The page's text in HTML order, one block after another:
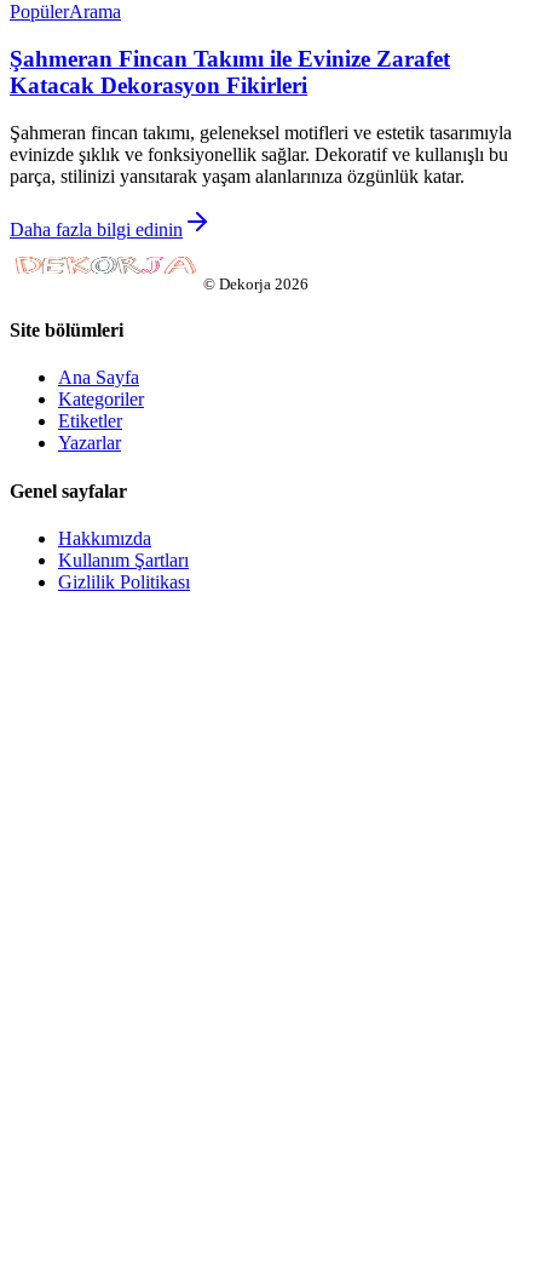
PopülerArama
Şahmeran Fincan Takımı ile Evinize Zarafet
Katacak Dekorasyon Fikirleri
Şahmeran fincan takımı, geleneksel motifleri ve estetik tasarımıyla
evinizde şıklık ve fonksiyonellik sağlar. Dekoratif ve kullanışlı bu
parça, stilinizi yansıtarak yaşam alanlarınıza özgünlük katar.
Daha fazla bilgi edinin
© Dekorja 2026
Site bölümleri
Ana Sayfa
Kategoriler
Etiketler
Yazarlar
Genel sayfalar
Hakkımızda
Kullanım Şartları
Gizlilik Politikası